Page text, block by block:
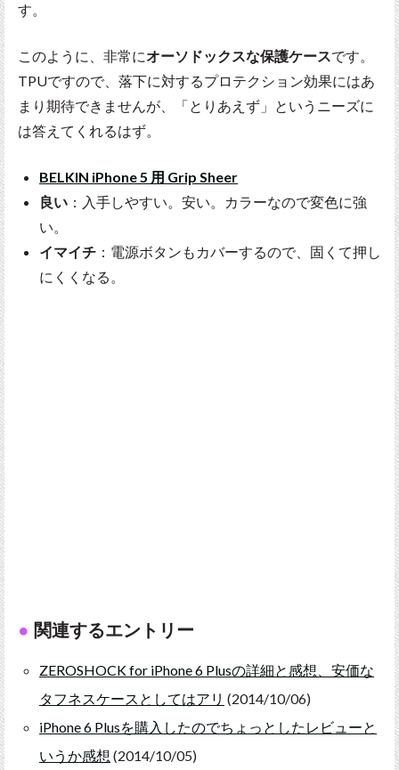
す。
このように、非常にオーソドックスな保護ケースです。
TPUですので、落下に対するプロテクション効果にはあ
まり期待できませんが、「とりあえず」というニーズに
は答えてくれるはず。
BELKIN iPhone 5 用 Grip Sheer
良い ：入手しやすい。安い。カラーなので変色に強
い。
イマイチ ：電源ボタンもカバーするので、固くて押し
にくくなる。
関連するエントリー
ZEROSHOCK for iPhone 6 Plusの詳細と感想、安価な
タフネスケースとしてはアリ (2014/10/06)
iPhone 6 Plusを購入したのでちょっとしたレビューと
いうか感想 (2014/10/05)